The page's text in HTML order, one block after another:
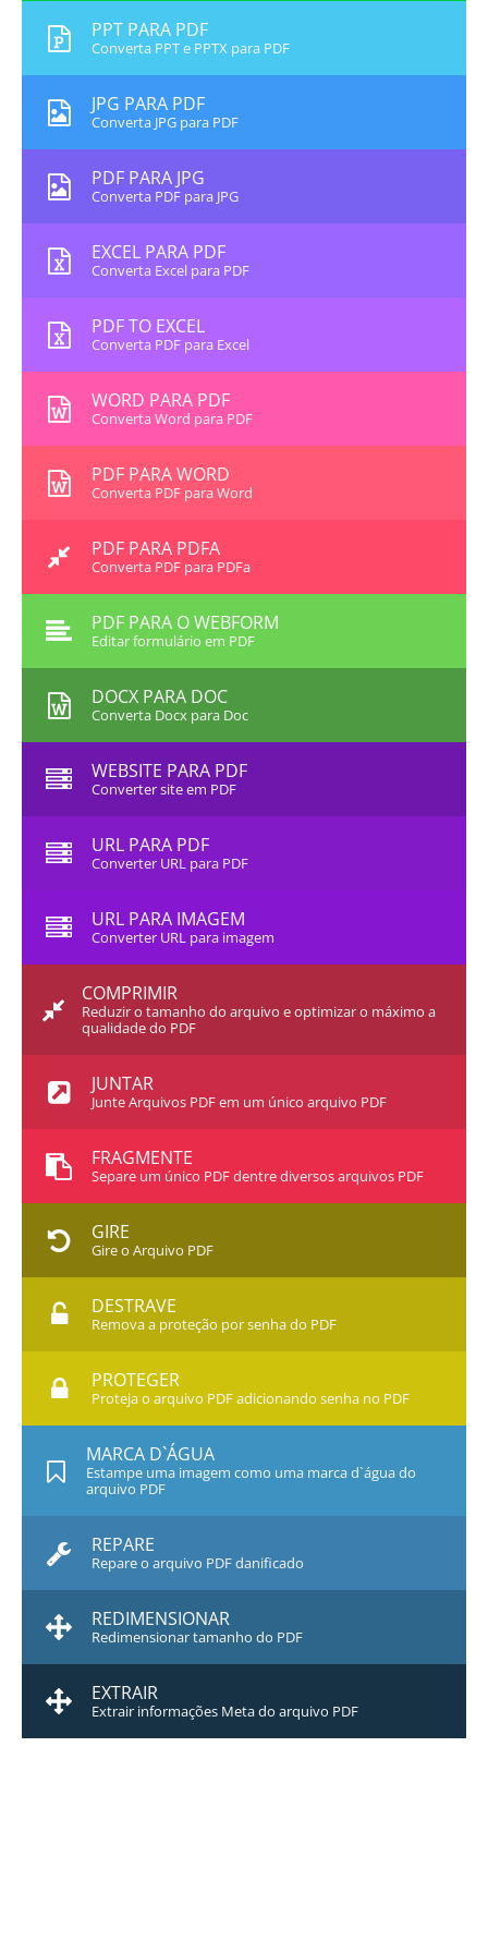
PPT PARA PDF
Converta PPT e PPTX para PDF
JPG PARA PDF
Converta JPG para PDF
PDF PARA JPG
Converta PDF para JPG
EXCEL PARA PDF
Converta Excel para PDF
PDF TO EXCEL
Converta PDF para Excel
WORD PARA PDF
Converta Word para PDF
PDF PARA WORD
Converta PDF para Word
PDF PARA PDFA
Converta PDF para PDFa
PDF PARA O WEBFORM
Editar formulário em PDF
DOCX PARA DOC
Converta Docx para Doc
WEBSITE PARA PDF
Converter site em PDF
URL PARA PDF
Converter URL para PDF
URL PARA IMAGEM
Converter URL para imagem
COMPRIMIR
Reduzir o tamanho do arquivo e optimizar o máximo a
qualidade do PDF
JUNTAR
Junte Arquivos PDF em um único arquivo PDF
FRAGMENTE
Separe um único PDF dentre diversos arquivos PDF
GIRE
Gire o Arquivo PDF
DESTRAVE
Remova a proteção por senha do PDF
PROTEGER
Proteja o arquivo PDF adicionando senha no PDF
MARCA D`ÁGUA
Estampe uma imagem como uma marca d`água do
arquivo PDF
REPARE
Repare o arquivo PDF danificado
REDIMENSIONAR
Redimensionar tamanho do PDF
EXTRAIR
Extrair informações Meta do arquivo PDF